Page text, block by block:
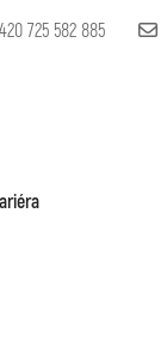
725 582 885